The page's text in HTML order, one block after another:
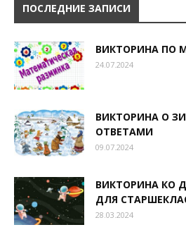
ПОСЛЕДНИЕ ЗАПИСИ
ВИКТОРИНА ПО
24.07.2024
ВИКТОРИНА О
ОТВЕТАМИ
09.07.2024
ВИКТОРИНА КО
ДЛЯ
28.03.2024